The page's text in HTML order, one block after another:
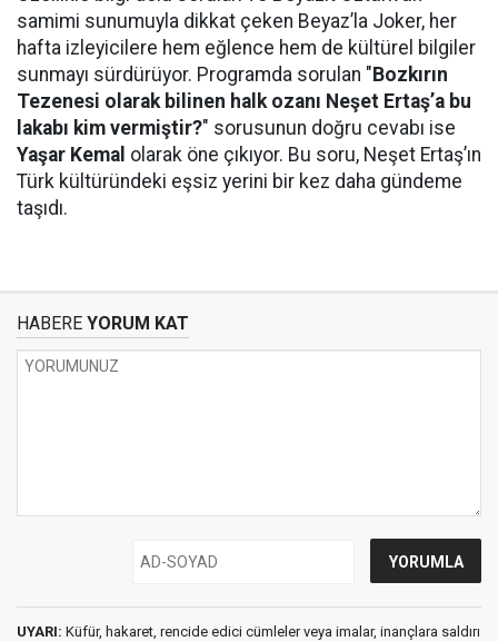
samimi sunumuyla dikkat çeken Beyaz’la Joker, her
hafta izleyicilere hem eğlence hem de kültürel bilgiler
sunmayı sürdürüyor. Programda sorulan " Bozkırın
Tezenesi olarak bilinen halk ozanı Neşet Ertaş’a bu
lakabı kim vermiştir?" sorusunun doğru cevabı ise
Yaşar Kemal olarak öne çıkıyor. Bu soru, Neşet Ertaş’ın
Türk kültüründeki eşsiz yerini bir kez daha gündeme
taşıdı.
HABERE YORUM KAT
UYARI: Küfür, hakaret, rencide edici cümleler veya imalar, inançlara saldırı